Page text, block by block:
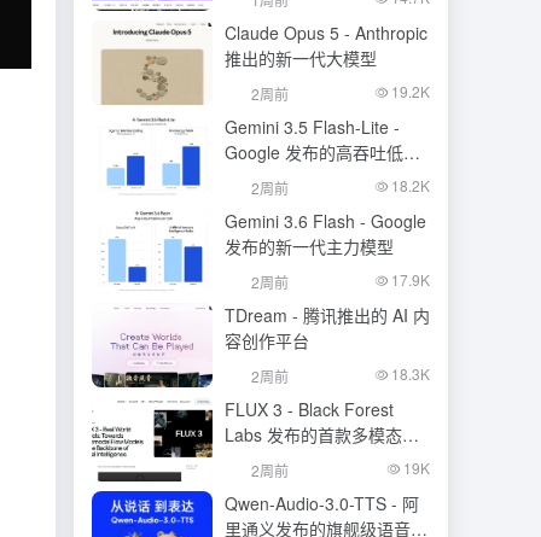
Claude Opus 5 - Anthropic
推出的新一代大模型
2周前 19.2K
Gemini 3.5 Flash-Lite -
Google 发布的高吞吐低成
本模型
2周前 18.2K
Gemini 3.6 Flash - Google
发布的新一代主力模型
2周前 17.9K
TDream - 腾讯推出的 AI 内
容创作平台
2周前 18.3K
FLUX 3 - Black Forest
Labs 发布的首款多模态基
础模型
2周前 19K
Qwen-Audio-3.0-TTS - 阿
里通义发布的旗舰级语音合